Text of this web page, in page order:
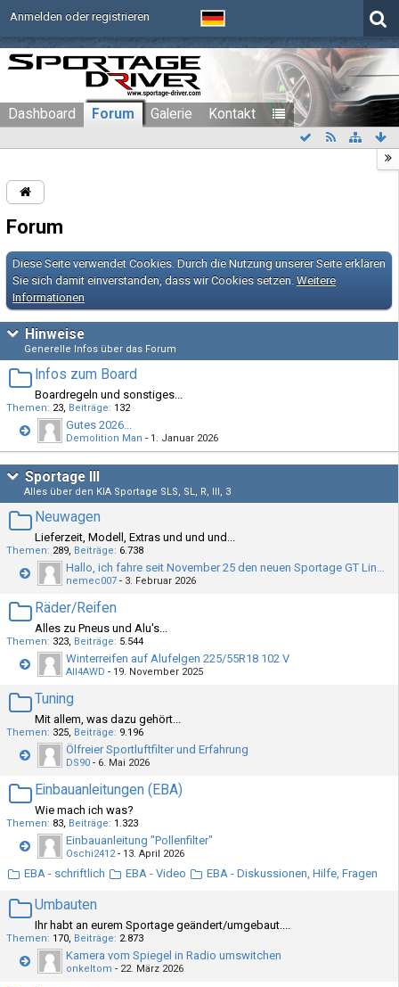
Anmelden oder registrieren
Dashboard Forum Galerie Kontakt
Forum
Diese Seite verwendet Cookies. Durch die Nutzung unserer Seite erklären
Sie sich damit einverstanden, dass wir Cookies setzen. Weitere
Informationen
Hinweise
Generelle Infos über das Forum
Infos zum Board
Boardregeln und sonstiges...
Themen 23 Beiträge 132
Gutes 2026...
Demolition Man - 1. Januar 2026
Sportage III
Alles über den KIA Sportage SLS, SL, R, III, 3
Neuwagen
Lieferzeit, Modell, Extras und und und...
Themen 289 Beiträge 6.738
​Hallo, ich fahre seit November 25 den neuen Sportage GT Line HEV
nemec007 - 3. Februar 2026
Räder/Reifen
Alles zu Pneus und Alu's...
Themen 323 Beiträge 5.544
Winterreifen auf Alufelgen 225/55R18 102 V
All4AWD - 19. November 2025
Tuning
Mit allem, was dazu gehört...
Themen 325 Beiträge 9.196
Ölfreier Sportluftfilter und Erfahrung
DS90 - 6. Mai 2026
Einbauanleitungen (EBA)
Wie mach ich was?
Themen 83 Beiträge 1.323
Einbauanleitung "Pollenfilter"
Oschi2412- 13. April 2026
EBA - schriftlich EBA - Video EBA - Diskussionen, Hilfe, Fragen
Umbauten
Ihr habt an eurem Sportage geändert/umgebaut....
Themen 170 Beiträge 2.873
Kamera vom Spiegel in Radio umswitchen
onkeltom - 22. März 2026